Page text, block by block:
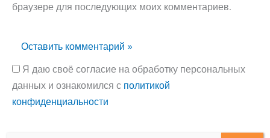
браузере для последующих моих комментариев.
Я даю своё согласие на обработку персональных
данных и ознакомился с политикой
конфиденциальности